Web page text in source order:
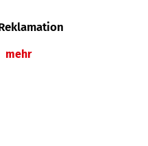
mehr